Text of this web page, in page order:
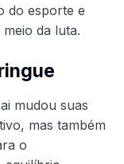
do esporte e
da luta.
mudou suas
mas também
o